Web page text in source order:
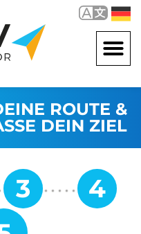
ROUTE &
DEIN ZIEL